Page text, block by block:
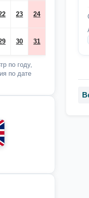
23 24
30 31
по году,
по дате